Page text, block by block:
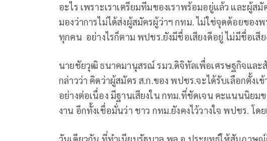
อะไร เพราะเราเตรียมทีมของเราพร้อมอยู่แล้ว และผู้
มองว่าการไม่ได้ส่งผู้สมัครผู้ว่าฯ กทม. ไม่ใช่จุดด้อยของ
ทุกคน อย่างไรก็ตาม พปชร.ยังมีชื่อเสียงดีอยู่ ไม่มีชื่อเ
นายชัยวุฒิ ธนาคมานุสรณ์ รมว.ดิจิทัลเพื่อเศรษฐกิจแล
กล่าวว่า คิดว่าผู้สมัคร ส.ก.ของ พปชร.จะได้รับเลือกตั้งเ
อย่างต่อเนื่อง มีฐานเสียงใน กทม.ที่ชัดเจน คะแนนนิยม
งาน อีกทั้งเชื่อมั่นว่า ชาว กทม.ยังคงไว้วางใจ พปชร. โ
วันเดียวกัน ที่ทำเนียบรัฐบาล พล.อ.ประยุทธ์ให้สัมภาษณ์